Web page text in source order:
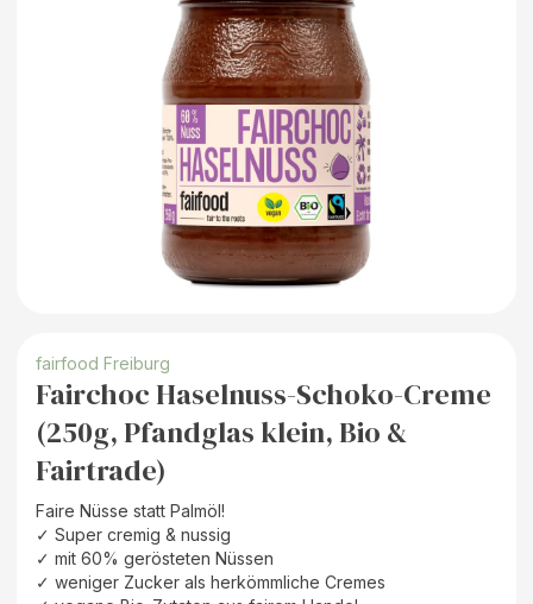
fairfood Freiburg
Fairchoc Haselnuss-Schoko-Creme
(250g, Pfandglas klein, Bio &
Fairtrade)
Faire Nüsse statt Palmöl!
✓ Super cremig & nussig
✓ mit 60% gerösteten Nüssen
✓ weniger Zucker als herkömmliche Cremes